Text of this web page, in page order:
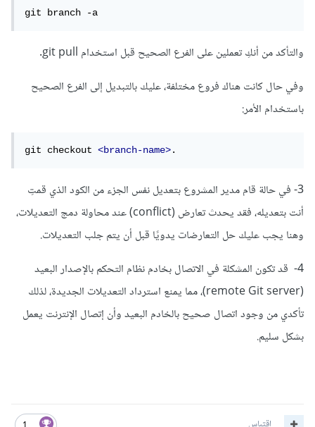
git branch -a
والتأكد من أنكِ تعملين على الفرع الصحيح قبل استخدام git pull.
وفي حال كانت هناك فروع مختلفة، عليك بالتبديل إلى الفرع الصحيح
باستخدام الأمر:
git checkout <branch-name>.
3- في حالة قام مدير المشروع بتعديل نفس الجزء من الكود الذي قمتِ
أنت بتعديله، فقد يحدث تعارض (conflict) عند محاولة دمج التعديلات،
وهنا يجب عليك حل التعارضات يدويًا قبل أن يتم جلب التعديلات.
4- قد تكون المشكلة في الاتصال بخادم نظام التحكم بالإصدار البعيد
(remote Git server)، مما يمنع استرداد التعديلات الجديدة، لذلك
تأكدي من وجود اتصال صحيح بالخادم البعيد وأن إتصال الإنترنت يعمل
بشكل سليم.